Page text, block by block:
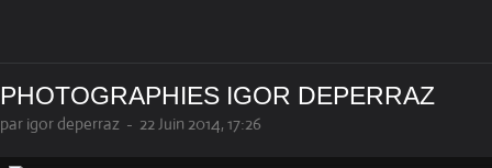
PHOTOGRAPHIES IGOR DEPERRAZ
par igor deperraz - 22 Juin 2014, 17:26